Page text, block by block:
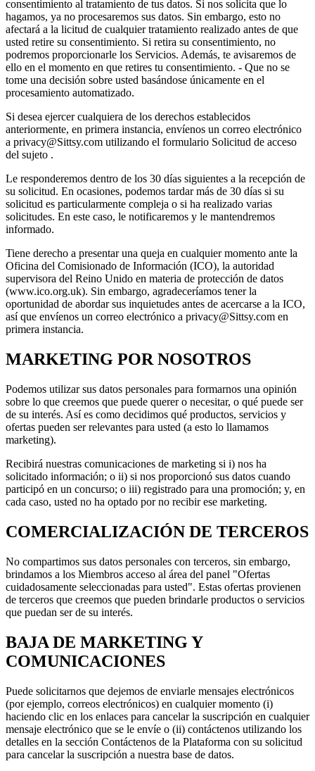
consentimiento al tratamiento de tus datos. Si nos solicita que lo
hagamos, ya no procesaremos sus datos. Sin embargo, esto no
afectará a la licitud de cualquier tratamiento realizado antes de que
usted retire su consentimiento. Si retira su consentimiento, no
podremos proporcionarle los Servicios. Además, te avisaremos de
ello en el momento en que retires tu consentimiento. - Que no se
tome una decisión sobre usted basándose únicamente en el
procesamiento automatizado.
Si desea ejercer cualquiera de los derechos establecidos
anteriormente, en primera instancia, envíenos un correo electrónico
a privacy@Sittsy.com utilizando el formulario Solicitud de acceso
del sujeto .
Le responderemos dentro de los 30 días siguientes a la recepción de
su solicitud. En ocasiones, podemos tardar más de 30 días si su
solicitud es particularmente compleja o si ha realizado varias
solicitudes. En este caso, le notificaremos y le mantendremos
informado.
Tiene derecho a presentar una queja en cualquier momento ante la
Oficina del Comisionado de Información (ICO), la autoridad
supervisora ​​del Reino Unido en materia de protección de datos
(www.ico.org.uk). Sin embargo, agradeceríamos tener la
oportunidad de abordar sus inquietudes antes de acercarse a la ICO,
así que envíenos un correo electrónico a privacy@Sittsy.com en
primera instancia.
MARKETING POR NOSOTROS
Podemos utilizar sus datos personales para formarnos una opinión
sobre lo que creemos que puede querer o necesitar, o qué puede ser
de su interés. Así es como decidimos qué productos, servicios y
ofertas pueden ser relevantes para usted (a esto lo llamamos
marketing).
Recibirá nuestras comunicaciones de marketing si i) nos ha
solicitado información; o ii) si nos proporcionó sus datos cuando
participó en un concurso; o iii) registrado para una promoción; y, en
cada caso, usted no ha optado por no recibir ese marketing.
COMERCIALIZACIÓN DE TERCEROS
No compartimos sus datos personales con terceros, sin embargo,
brindamos a los Miembros acceso al área del panel "Ofertas
cuidadosamente seleccionadas para usted". Estas ofertas provienen
de terceros que creemos que pueden brindarle productos o servicios
que puedan ser de su interés.
BAJA DE MARKETING Y
COMUNICACIONES
Puede solicitarnos que dejemos de enviarle mensajes electrónicos
(por ejemplo, correos electrónicos) en cualquier momento (i)
haciendo clic en los enlaces para cancelar la suscripción en cualquier
mensaje electrónico que se le envíe o (ii) contáctenos utilizando los
detalles en la sección Contáctenos de la Plataforma con su solicitud
para cancelar la suscripción a nuestra base de datos.